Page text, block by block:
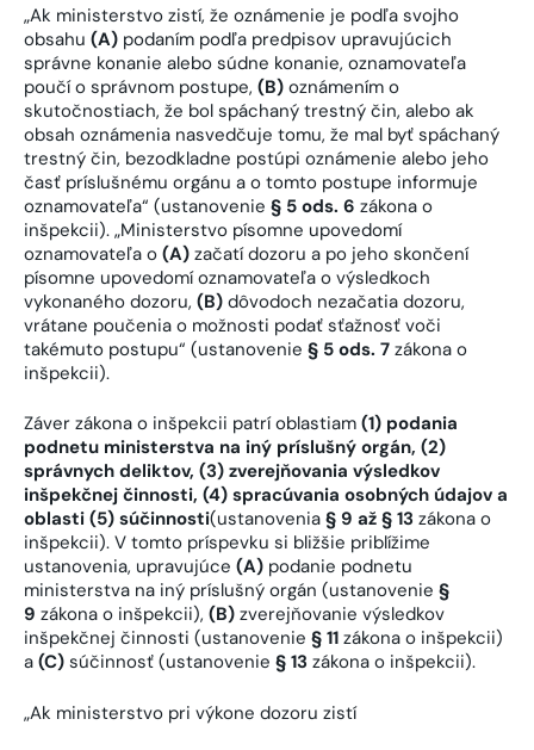
„Ak ministerstvo zistí, že oznámenie je podľa svojho
obsahu (A) podaním podľa predpisov upravujúcich
správne konanie alebo súdne konanie, oznamovateľa
poučí o správnom postupe, (B) oznámením o
skutočnostiach, že bol spáchaný trestný čin, alebo ak
obsah oznámenia nasvedčuje tomu, že mal byť spáchaný
trestný čin, bezodkladne postúpi oznámenie alebo jeho
časť príslušnému orgánu a o tomto postupe informuje
oznamovateľa“ (ustanovenie § 5 ods. 6 zákona o
inšpekcii). „Ministerstvo písomne upovedomí
oznamovateľa o (A) začatí dozoru a po jeho skončení
písomne upovedomí oznamovateľa o výsledkoch
vykonaného dozoru, (B) dôvodoch nezačatia dozoru,
vrátane poučenia o možnosti podať sťažnosť voči
takémuto postupu“ (ustanovenie § 5 ods. 7 zákona o
inšpekcii).
Záver zákona o inšpekcii patrí oblastiam (1) podania
podnetu ministerstva na iný príslušný orgán, (2)
správnych deliktov, (3) zverejňovania výsledkov
inšpekčnej činnosti, (4) spracúvania osobných údajov a
oblasti (5) súčinnosti(ustanovenia § 9 až § 13 zákona o
inšpekcii). V tomto príspevku si bližšie priblížime
ustanovenia, upravujúce (A) podanie podnetu
ministerstva na iný príslušný orgán (ustanovenie §
9 zákona o inšpekcii), (B) zverejňovanie výsledkov
inšpekčnej činnosti (ustanovenie § 11 zákona o inšpekcii)
a (C) súčinnosť (ustanovenie § 13 zákona o inšpekcii).
„Ak ministerstvo pri výkone dozoru zistí